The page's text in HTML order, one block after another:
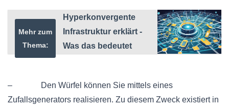
Mehr zum
Thema:
Hyperkonvergente
Infrastruktur erklärt -
Was das bedeutet
– Den Würfel können Sie mittels eines
Zufallsgenerators realisieren. Zu diesem Zweck existiert in